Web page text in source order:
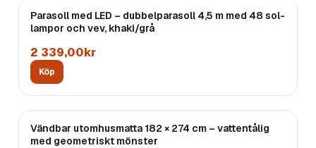
Parasoll med LED – dubbelparasoll 4,5 m med 48 sol-
lampor och vev, khaki/grå
2 339,00kr
Köp
Vändbar utomhusmatta 182 × 274 cm – vattentålig
med geometriskt mönster